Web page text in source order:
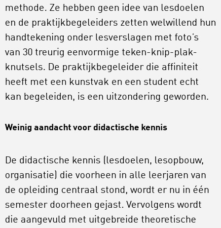
methode. Ze hebben geen idee van lesdoelen
en de praktijkbegeleiders zetten welwillend hun
handtekening onder lesverslagen met foto’s
van 30 treurig eenvormige teken-knip-plak-
knutsels. De praktijkbegeleider die affiniteit
heeft met een kunstvak en een student echt
kan begeleiden, is een uitzondering geworden.
Weinig aandacht voor didactische kennis
De didactische kennis (lesdoelen, lesopbouw,
organisatie) die voorheen in alle leerjaren van
de opleiding centraal stond, wordt er nu in één
semester doorheen gejast. Vervolgens wordt
die aangevuld met uitgebreide theoretische